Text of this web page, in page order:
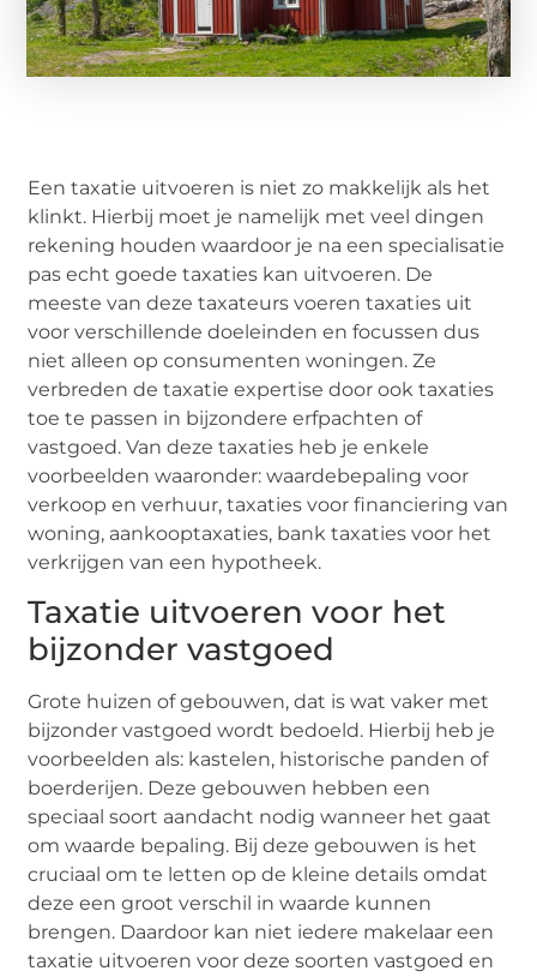
Een taxatie uitvoeren is niet zo makkelijk als het
klinkt. Hierbij moet je namelijk met veel dingen
rekening houden waardoor je na een specialisatie
pas echt goede taxaties kan uitvoeren. De
meeste van deze taxateurs voeren taxaties uit
voor verschillende doeleinden en focussen dus
niet alleen op consumenten woningen. Ze
verbreden de taxatie expertise door ook taxaties
toe te passen in bijzondere erfpachten of
vastgoed. Van deze taxaties heb je enkele
voorbeelden waaronder: waardebepaling voor
verkoop en verhuur, taxaties voor financiering van
woning, aankooptaxaties, bank taxaties voor het
verkrijgen van een hypotheek.
Taxatie uitvoeren voor het
bijzonder vastgoed
Grote huizen of gebouwen, dat is wat vaker met
bijzonder vastgoed wordt bedoeld. Hierbij heb je
voorbeelden als: kastelen, historische panden of
boerderijen. Deze gebouwen hebben een
speciaal soort aandacht nodig wanneer het gaat
om waarde bepaling. Bij deze gebouwen is het
cruciaal om te letten op de kleine details omdat
deze een groot verschil in waarde kunnen
brengen. Daardoor kan niet iedere makelaar een
taxatie uitvoeren voor deze soorten vastgoed en